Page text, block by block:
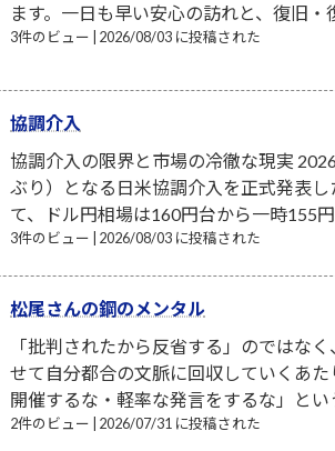
ます。一日も早い安心の訪れと、復旧・
3件のビュー 2026/08/03 に投稿された
協調介入
協調介入の限界と市場の冷徹な現実
ぶり）となる日米協調介入を正式発表
て、ドル円相場は160円台から一時155円
3件のビュー 2026/08/03 に投稿された
松尾さんの鋼のメンタル
「批判されたから反省する」のではな
せて自分都合の文脈に回収していくあ
開催するな・軽率な発言をするな」とい
2件のビュー 2026/07/31 に投稿された